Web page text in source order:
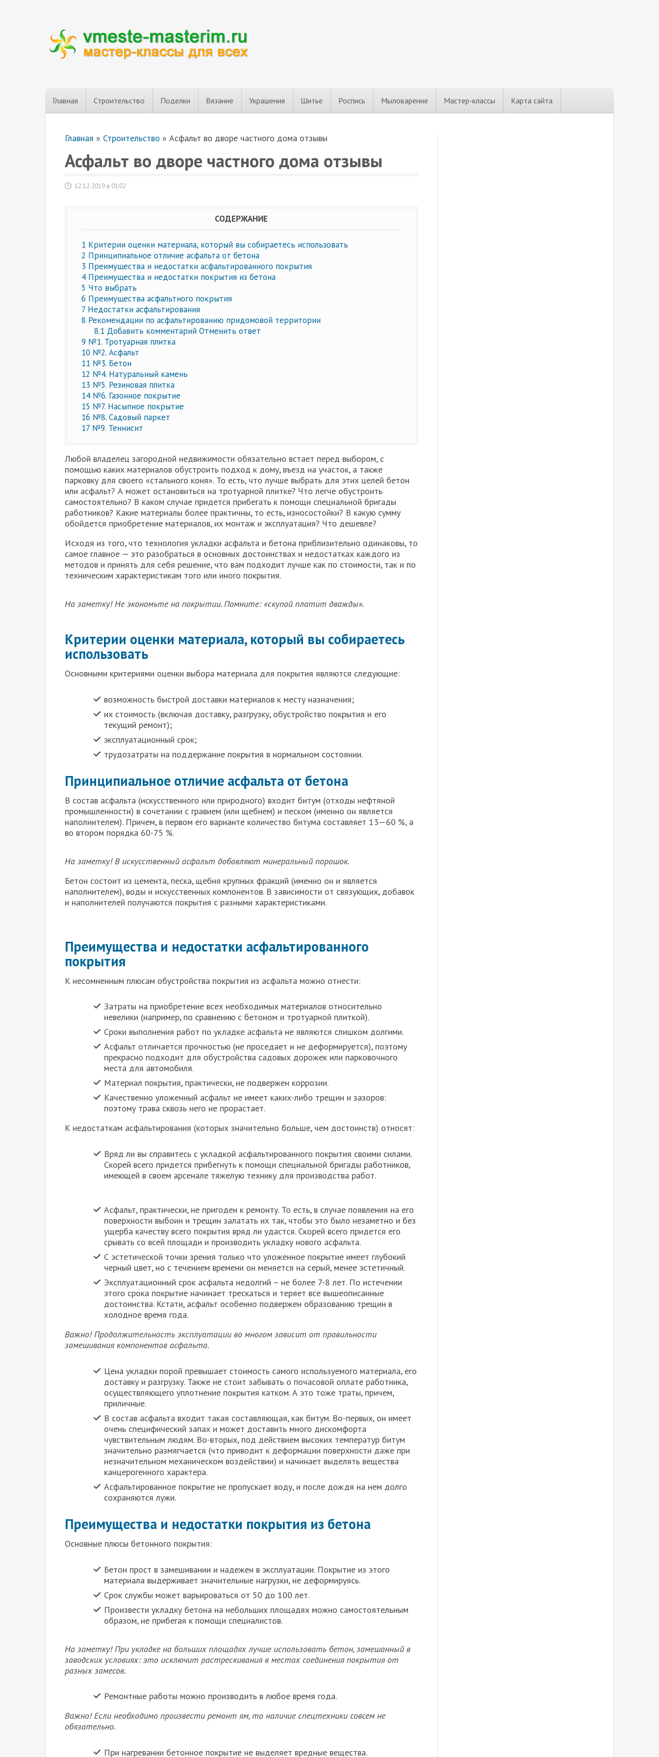
Главная Строительство Поделки Вязание Украшения Шитье Роспись Мыловарение Мастер-классы Карта сайта
Главная » Строительство » Асфальт во дворе частного дома отзывы
Асфальт во дворе частного дома отзывы
12.12.2019 в 01:02
СОДЕРЖАНИЕ
1 Критерии оценки материала, который вы собираетесь использовать
2 Принципиальное отличие асфальта от бетона
3 Преимущества и недостатки асфальтированного покрытия
4Преимущества и недостатки покрытия из бетона
5 Что выбрать
6 Преимущества асфальтного покрытия
7 Недостатки асфальтирования
8 Рекомендации по асфальтированию придомовой территории
8.1 Добавить комментарий Отменить ответ
9 №1. Тротуарная плитка
10 №2. Асфальт
11 №3. Бетон
12 №4. Натуральный камень
13 №5. Резиновая плитка
14№6. Газонное покрытие
15 №7. Насыпное покрытие
16 №8. Садовый паркет
17 №9. Теннисит
Любой владелец загородной недвижимости обязательно встает перед выбором, с
помощью каких материалов обустроить подход к дому, въезд на участок, а также
парковку для своего «стального коня». То есть, что лучше выбрать для этих целей бетон
или асфальт? А может остановиться на тротуарной плитке? Что легче обустроить
самостоятельно? В каком случае придется прибегать к помощи специальной бригады
работников? Какие материалы более практичны, то есть, износостойки? В какую сумму
обойдется приобретение материалов, их монтаж и эксплуатация? Что дешевле?
Исходя из того, что технология укладки асфальта и бетона приблизительно одинаковы, то
самое главное — это разобраться в основных достоинствах и недостатках каждого из
методов и принять для себя решение, что вам подходит лучше как по стоимости, так и по
техническим характеристикам того или иного покрытия.
На заметку! Не экономьте на покрытии. Помните: «скупой платит дважды».
Критерии оценки материала, который вы собираетесь
использовать
Основными критериями оценки выбора материала для покрытия являются следующие:
возможность быстрой доставки материалов к месту назначения;
их стоимость (включая доставку, разгрузку, обустройство покрытия и его
текущий ремонт);
эксплуатационный срок;
трудозатраты на поддержание покрытия в нормальном состоянии.
Принципиальное отличие асфальта от бетона
В состав асфальта (искусственного или природного) входит битум (отходы нефтяной
промышленности) в сочетании с гравием (или щебнем) и песком (именно он является
наполнителем). Причем, в первом его варианте количество битума составляет 13—60 %, а
во втором порядка 60-75 %.
На заметку! В искусственный асфальт добавляют минеральный порошок.
Бетон состоит из цемента, песка, щебня крупных фракций (именно он и является
наполнителем), воды и искусственных компонентов. В зависимости от связующих, добавок
и наполнителей получаются покрытия с разными характеристиками.
Преимущества и недостатки асфальтированного
покрытия
К несомненным плюсам обустройства покрытия из асфальта можно отнести:
Затраты на приобретение всех необходимых материалов относительно
невелики (например, по сравнению с бетоном и тротуарной плиткой).
Сроки выполнения работ по укладке асфальта не являются слишком долгими.
Асфальт отличается прочностью (не проседает и не деформируется), поэтому
прекрасно подходит для обустройства садовых дорожек или парковочного
места для автомобиля.
Материал покрытия, практически, не подвержен коррозии.
Качественно уложенный асфальт не имеет каких-либо трещин и зазоров:
поэтому трава сквозь него не прорастает.
К недостаткам асфальтирования (которых значительно больше, чем достоинств) относят:
Вряд ли вы справитесь с укладкой асфальтированного покрытия своими силами.
Скорей всего придется прибегнуть к помощи специальной бригады работников,
имеющей в своем арсенале тяжелую технику для производства работ.
Асфальт, практически, не пригоден к ремонту. То есть, в случае появления на его
поверхности выбоин и трещин залатать их так, чтобы это было незаметно и без
ущерба качеству всего покрытия вряд ли удастся. Скорей всего придется его
срывать со всей площади и производить укладку нового асфальта.
С эстетической точки зрения только что уложенное покрытие имеет глубокий
черный цвет, но с течением времени он меняется на серый, менее эстетичный.
Эксплуатационный срок асфальта недолгий – не более 7-8 лет. По истечении
этого срока покрытие начинает трескаться и теряет все вышеописанные
достоинства. Кстати, асфальт особенно подвержен образованию трещин в
холодное время года.
Важно! Продолжительность эксплуатации во многом зависит от правильности
замешивания компонентов асфальта.
Цена укладки порой превышает стоимость самого используемого материала, его
доставку и разгрузку. Также не стоит забывать о почасовой оплате работника,
осуществляющего уплотнение покрытия катком. А это тоже траты, причем,
приличные.
В состав асфальта входит такая составляющая, как битум. Во-первых, он имеет
очень специфический запах и может доставить много дискомфорта
чувствительным людям. Во-вторых, под действием высоких температур битум
значительно размягчается (что приводит к деформации поверхности даже при
незначительном механическом воздействии) и начинает выделять вещества
канцерогенного характера.
Асфальтированное покрытие не пропускает воду, и после дождя на нем долго
сохраняются лужи.
Преимущества и недостатки покрытия из бетона
Основные плюсы бетонного покрытия:
Бетон прост в замешивании и надежен в эксплуатации. Покрытие из этого
материала выдерживает значительные нагрузки, не деформируясь.
Срок службы может варьироваться от 50 до 100 лет.
Произвести укладку бетона на небольших площадях можно самостоятельным
образом, не прибегая к помощи специалистов.
На заметку! При укладке на больших площадях лучше использовать бетон, замешанный в
заводских условиях: это исключит растрескивания в местах соединения покрытия от
разных замесов.
Ремонтные работы можно производить в любое время года.
Важно! Если необходимо произвести ремонт ям, то наличие спецтехники совсем не
обязательно.
При нагревании бетонное покрытие не выделяет вредные вещества.